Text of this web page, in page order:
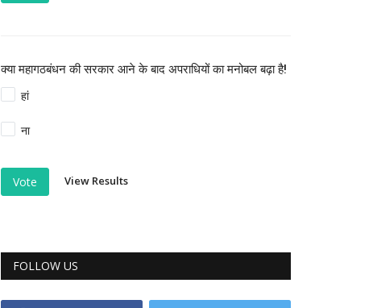
क्या महागठबंधन की सरकार आने के बाद अपराधियों का मनोबल बढ़ा है!
हां
ना
Vote View Results
FOLLOW US